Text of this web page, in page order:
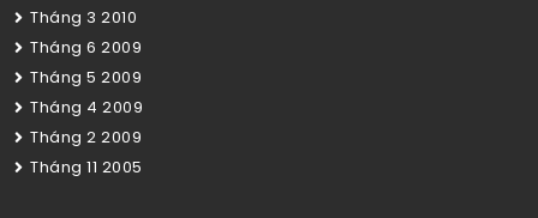
Tháng 3 2010
Tháng 6 2009
Tháng 5 2009
Tháng 4 2009
Tháng 2 2009
Tháng 11 2005